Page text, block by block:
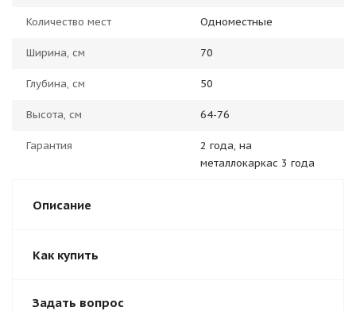
Количество мест Одноместные
Ширина, см 70
Глубина, см 50
Высота, см 64-76
Гарантия
2 года, на
металлокаркас 3 года
Описание
Как купить
Задать вопрос